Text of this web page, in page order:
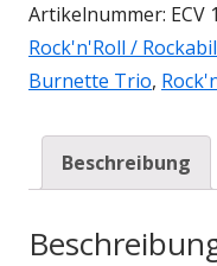
Artikelnummer: ECV
Rock'n'Roll /
Burnette Trio,
Beschreibung